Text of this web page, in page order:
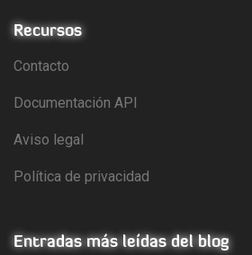
Recursos
Contacto
Documentación API
Aviso legal
Política de privacidad
Entradas más leídas del blog